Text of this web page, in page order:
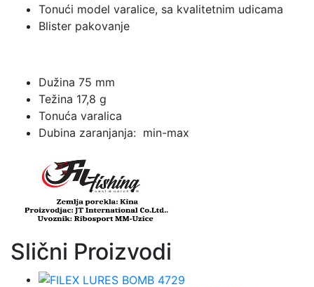
Tonući model varalice, sa kvalitetnim udicama
Blister pakovanje
Dužina 75 mm
Težina 17,8 g
Tonuća varalica
Dubina zaranjanja: min-max
Slični Proizvodi